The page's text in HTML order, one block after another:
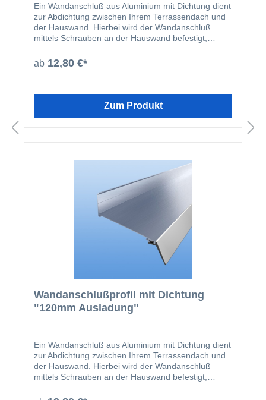
Ein Wandanschluß aus Aluminium mit Dichtung dient
zur Abdichtung zwischen Ihrem Terrassendach und
der Hauswand. Hierbei wird der Wandanschluß
mittels Schrauben an der Hauswand befestigt,
Stegplatten aufliegt. An dem Befestigungssteg
befindet sich eine Bohrnut, welche ein „weglaufen“
mit Silikon abgedichtet. Insgesamt stellen Sie so die
der Zeichnung mit der Nr. 10 gekennzeichnet.
ab 12,80 €*
Zum Produkt
Wandanschlußprofil mit Dichtung
"120mm Ausladung"
Ein Wandanschluß aus Aluminium mit Dichtung dient
zur Abdichtung zwischen Ihrem Terrassendach und
der Hauswand. Hierbei wird der Wandanschluß
mittels Schrauben an der Hauswand befestigt,
Stegplatten aufliegt. An dem Befestigungssteg